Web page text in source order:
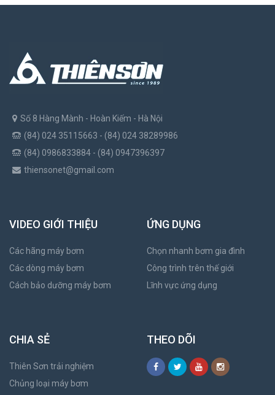
Số 8 Hàng Mành - Hoàn Kiếm - Hà Nội
(84) 024 35115663 - (84) 024 38289986
(84) 0986833884 - (84) 0947396397
thiensonet@gmail.com
VIDEO GIỚI THIỆU
Các hãng máy bơm
Các dòng máy bơm
Cách bảo dưỡng máy bơm
ỨNG DỤNG
Chọn nhanh bơm gia đình
Công trình trên thế giới
Lĩnh vực ứng dụng
CHIA SẺ
Thiên Sơn trải nghiệm
Chủng loại máy bơm
THEO DÕI